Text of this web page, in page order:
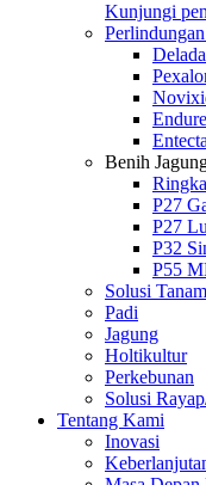
Kunjungi
Benih
P27
P27
P32
P55
Solusi
Padi
Jagung
Holtikultur
Perkebunan
Solusi
Tentang Kami
Inovasi